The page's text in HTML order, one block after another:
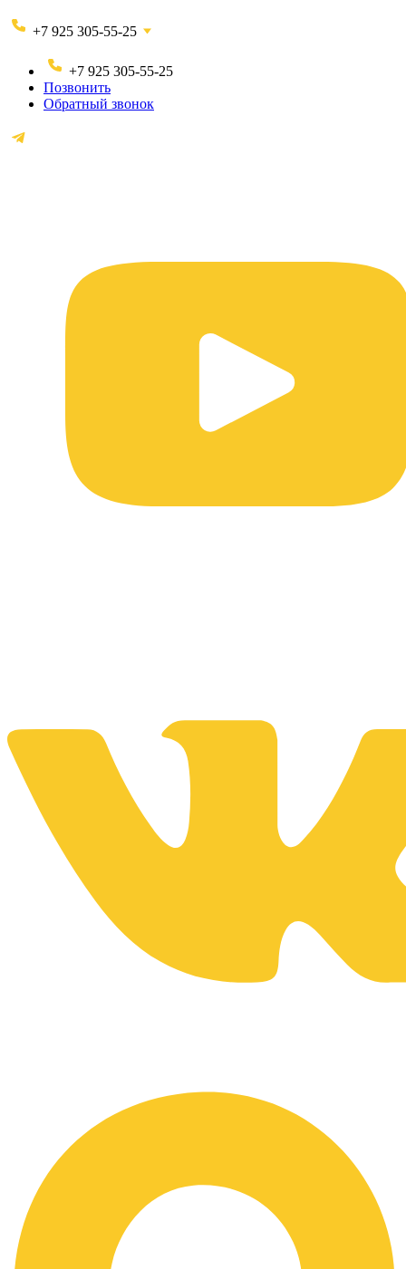
+7 925 305-55-25
+7 925 305-55-25
Позвонить
Обратный звонок